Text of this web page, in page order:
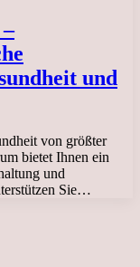
und
von größter
bietet Ihnen ein
und
Sie…